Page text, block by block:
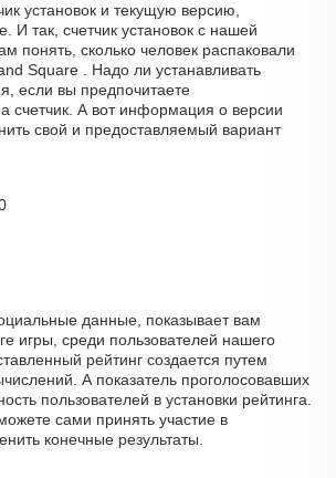
установок и текущую версию,
И так, счетчик установок с нашей
понять, сколько человек распаковали
Square . Надо ли устанавливать
если вы предпочитаете
счетчик. А вот информация о версии
свой и предоставляемый вариант
данные, показывает вам
игры, среди пользователей нашего
рейтинг создается путем
А показатель проголосовавших
пользователей в установки рейтинга.
сами принять участие в
конечные результаты.